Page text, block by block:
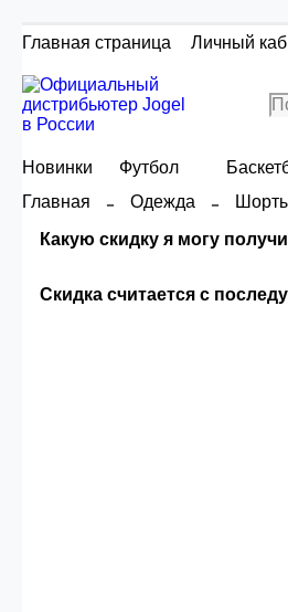
Главная страница Личный
Новинки Футбол
Главная
Одежда
Какую скидку я могу
Скидка считается с